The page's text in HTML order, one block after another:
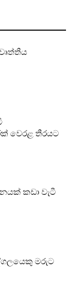
වෙරළ තීරයට
කඩා වැටී
මරුට